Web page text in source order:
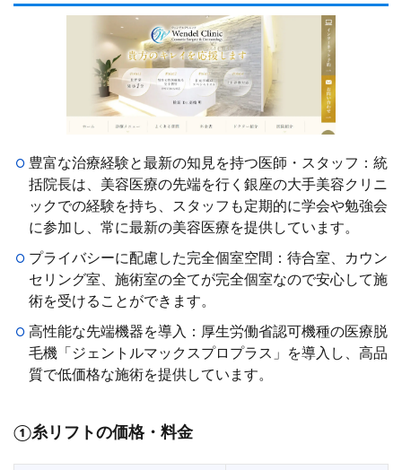
豊富な治療経験と最新の知見を持つ医師・スタッフ：統
括院長は、美容医療の先端を行く銀座の大手美容クリニ
ックでの経験を持ち、スタッフも定期的に学会や勉強会
に参加し、常に最新の美容医療を提供しています。
プライバシーに配慮した完全個室空間：待合室、カウン
セリング室、施術室の全てが完全個室なので安心して施
術を受けることができます。
高性能な先端機器を導入：厚生労働省認可機種の医療脱
毛機「ジェントルマックスプロプラス」を導入し、高品
質で低価格な施術を提供しています。
①糸リフトの価格・料金